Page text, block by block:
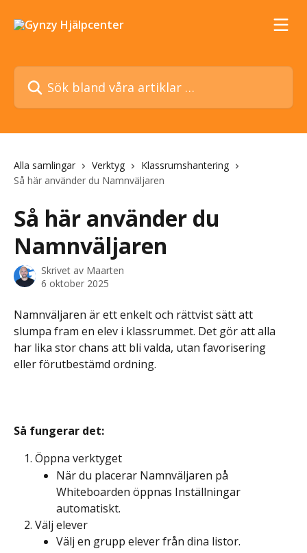
Sök bland våra artiklar …
Alla samlingar Verktyg
Klassrumshantering
Så här använder du Namnväljaren
Så här använder du
Namnväljaren
Skrivet av Maarten
6 oktober 2025
Namnväljaren är ett enkelt och rättvist sätt att
slumpa fram en elev i klassrummet. Det gör att alla
har lika stor chans att bli valda, utan favorisering
eller förutbestämd ordning.
Så fungerar det:
Öppna verktyget
När du placerar Namnväljaren på
Whiteboarden öppnas Inställningar
automatiskt.
Välj elever
Välj en grupp elever från dina listor.